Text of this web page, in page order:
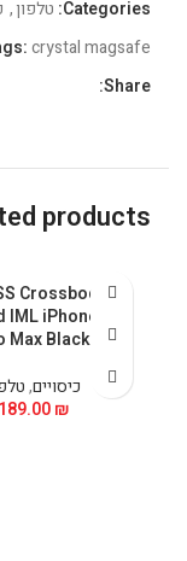
Categories: טלפון,
crystal magsafe
Share:
products
Crossbody
iPhone 15
Max Black
כיסויים,
189.00₪